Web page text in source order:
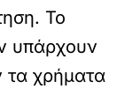
Το
υπάρχουν
τα χρήματα